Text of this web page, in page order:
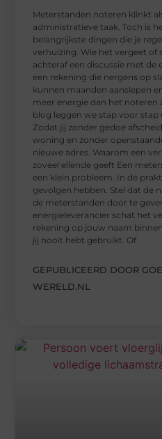
Meterstanden noteren klinkt
administratieve taak. Toch is
belangrijkste dingen die je
verhuizing. Wie het vergeet of
achteraf een discussie met de
een rekening die nergens op
kunnen maanden aanslepen
meer energie dan het noteren
blog leggen we stap voor stap
Zodat jij zonder gedoe
woning en zonder
nieuwe adres. Waarom een
zoveel ellende geeft Een
een klein probleem. In de
gevolgen hebben. Stel dat de
de meterstanden door te
energieleverancier schat het
rekening op jouw naam
jij nooit hebt gebruikt. Of
GEPUBLICEERD DOOR
WERELD.NL